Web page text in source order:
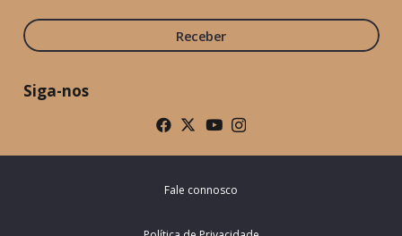
Receber
Siga-nos
Fale connosco